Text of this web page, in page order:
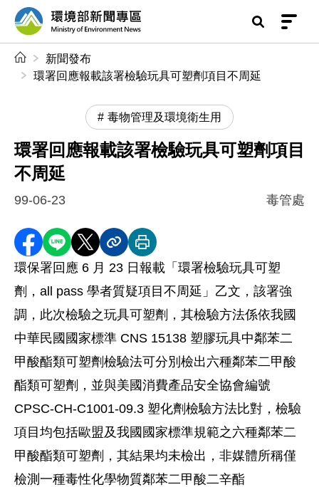
前往中央內容區塊
環境部新聞專區
新聞發布
環署回應報載該署檢驗玩具可塑劑項目不周延
毒物管理及環境衛生用
環署回應報載該署檢驗玩具可塑劑項目
不周延
99-06-23 毒管處
分享至 Facebook
分享到 LINE
分享到 X分享內容連結
列印本頁
環保署回應 6 月 23 日報載「環署檢驗玩具可塑
劑，all pass 學者質疑項目不周延」乙文，該署強
調，此次檢驗之玩具可塑劑，其檢驗方法係依我國
中華民國國家標準 CNS 15138 塑膠玩具中鄰苯二
甲酸酯類可塑劑檢驗法可分別檢出六種鄰苯二甲酸
酯類可塑劑，並與美國消費產品安全協會編號
CPSC-CH-C1001-09.3 塑化劑檢驗方法比對，檢驗
項目均包括歐盟及我國國家標準規範之六種鄰苯二
甲酸酯類可塑劑，其結果均未檢出，非媒體所稱僅
檢測一種毒性化學物質鄰苯二甲酸二辛酯